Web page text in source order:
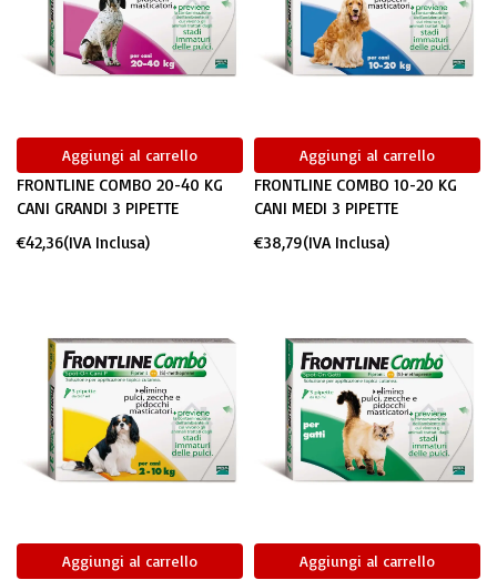
Aggiungi al carrello
FRONTLINE COMBO 20-40 KG
CANI GRANDI 3 PIPETTE
€42,36(IVA Inclusa)
Aggiungi al carrello
FRONTLINE COMBO 10-20 KG
CANI MEDI 3 PIPETTE
€38,79(IVA Inclusa)
Aggiungi al carrello Aggiungi al carrello